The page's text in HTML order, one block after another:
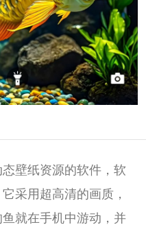
壁纸资源的软件，软
采用超高清的画质，
就在手机中游动，并